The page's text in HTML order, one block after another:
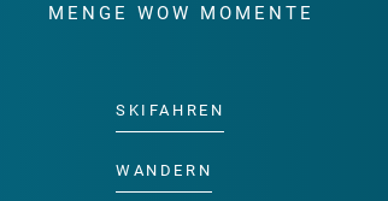
MENGE WOW MOMENTE
SKIFAHREN
WANDERN